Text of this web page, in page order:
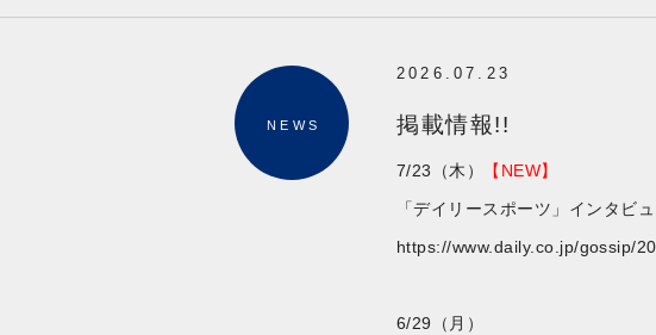
NEWS
2026.07.23
掲載情報!!
7/23（木）
【NEW】
「デイリースポーツ」インタビ
https://www.daily.co.jp/gossip/
6/29（月）